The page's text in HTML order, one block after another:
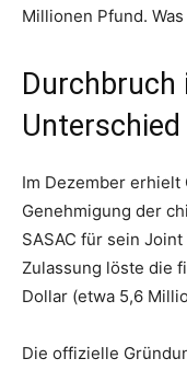
Millionen Pfund.
Durchbruch
Unterschied
Im Dezember
Genehmigung der
SASAC für sein
Zulassung löste die
Dollar (etwa 5,6
Die offizielle